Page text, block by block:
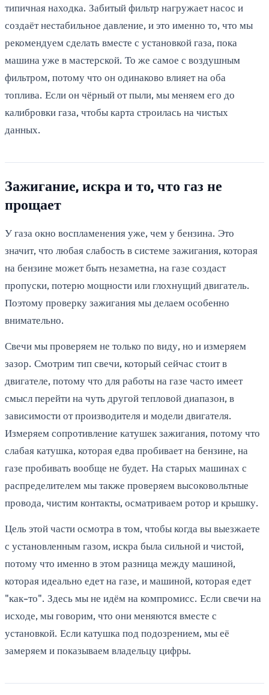
типичная находка. Забитый фильтр нагружает насос и
создаёт нестабильное давление, и это именно то, что мы
рекомендуем сделать вместе с установкой газа, пока
машина уже в мастерской. То же самое с воздушным
фильтром, потому что он одинаково влияет на оба
топлива. Если он чёрный от пыли, мы меняем его до
калибровки газа, чтобы карта строилась на чистых
данных.
Зажигание, искра и то, что газ не
прощает
У газа окно воспламенения уже, чем у бензина. Это
значит, что любая слабость в системе зажигания, которая
на бензине может быть незаметна, на газе создаст
пропуски, потерю мощности или глохнущий двигатель.
Поэтому проверку зажигания мы делаем особенно
внимательно.
Свечи мы проверяем не только по виду, но и измеряем
зазор. Смотрим тип свечи, который сейчас стоит в
двигателе, потому что для работы на газе часто имеет
смысл перейти на чуть другой тепловой диапазон, в
зависимости от производителя и модели двигателя.
Измеряем сопротивление катушек зажигания, потому что
слабая катушка, которая едва пробивает на бензине, на
газе пробивать вообще не будет. На старых машинах с
распределителем мы также проверяем высоковольтные
провода, чистим контакты, осматриваем ротор и крышку.
Цель этой части осмотра в том, чтобы когда вы выезжаете
с установленным газом, искра была сильной и чистой,
потому что именно в этом разница между машиной,
которая идеально едет на газе, и машиной, которая едет
"как-то". Здесь мы не идём на компромисс. Если свечи на
исходе, мы говорим, что они меняются вместе с
установкой. Если катушка под подозрением, мы её
замеряем и показываем владельцу цифры.